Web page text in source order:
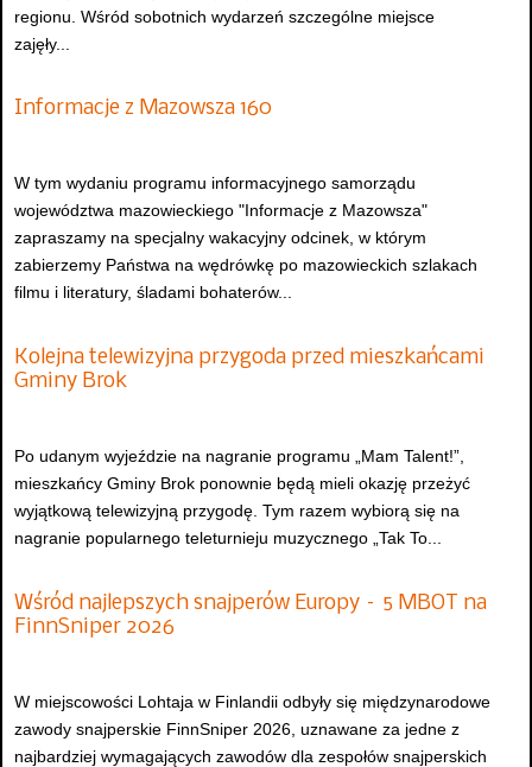
regionu. Wśród sobotnich wydarzeń szczególne miejsce
zajęły...
Informacje z Mazowsza 160
W tym wydaniu programu informacyjnego samorządu
województwa mazowieckiego "Informacje z Mazowsza"
zapraszamy na specjalny wakacyjny odcinek, w którym
zabierzemy Państwa na wędrówkę po mazowieckich szlakach
filmu i literatury, śladami bohaterów...
Kolejna telewizyjna przygoda przed mieszkańcami
Gminy Brok
Po udanym wyjeździe na nagranie programu „Mam Talent!”,
mieszkańcy Gminy Brok ponownie będą mieli okazję przeżyć
wyjątkową telewizyjną przygodę. Tym razem wybiorą się na
nagranie popularnego teleturnieju muzycznego „Tak To...
Wśród najlepszych snajperów Europy – 5 MBOT na
FinnSniper 2026
W miejscowości Lohtaja w Finlandii odbyły się międzynarodowe
zawody snajperskie FinnSniper 2026, uznawane za jedne z
najbardziej wymagających zawodów dla zespołów snajperskich